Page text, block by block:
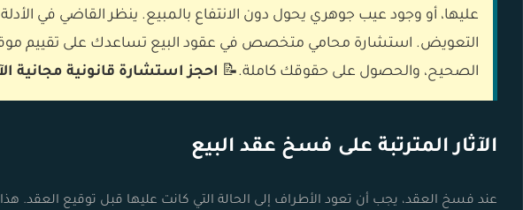
عليها، أو وجود عيب جوهري يحول دون الانتفاع بالمبيع. ينظر القاضي في الأدلة
التعويض. استشارة محامي متخصص في عقود البيع تساعدك على تقييم
الصحيح، والحصول على حقوقك كاملة.📝 احجز استشارة قانونية مجانية
الآثار المترتبة على فسخ عقد البيع
عند فسخ العقد، يجب أن تعود الأطراف إلى الحالة التي كانت عليها قبل توقيع العقد.